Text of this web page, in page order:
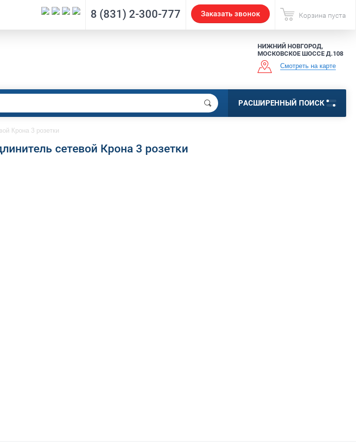
8 (831) 2-300-777 Заказать звонок Корзина пуста
НИЖНИЙ НОВГОРОД,
МОСКОВСКОЕ ШОССЕ Д.108
Смотреть на карте
РАСШИРЕННЫЙ ПОИСК
Крона 3 розетки
сетевой Крона 3 розетки